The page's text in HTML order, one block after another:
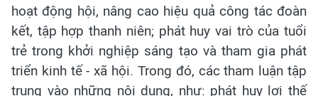
hoạt động hội, nâng cao hiệu quả công tác đoàn
kết, tập hợp thanh niên; phát huy vai trò của tuổi
trẻ trong khởi nghiệp sáng tạo và tham gia phát
triển kinh tế - xã hội. Trong đó, các tham luận tập
trung vào những nội dung, như: phát huy lợi thế